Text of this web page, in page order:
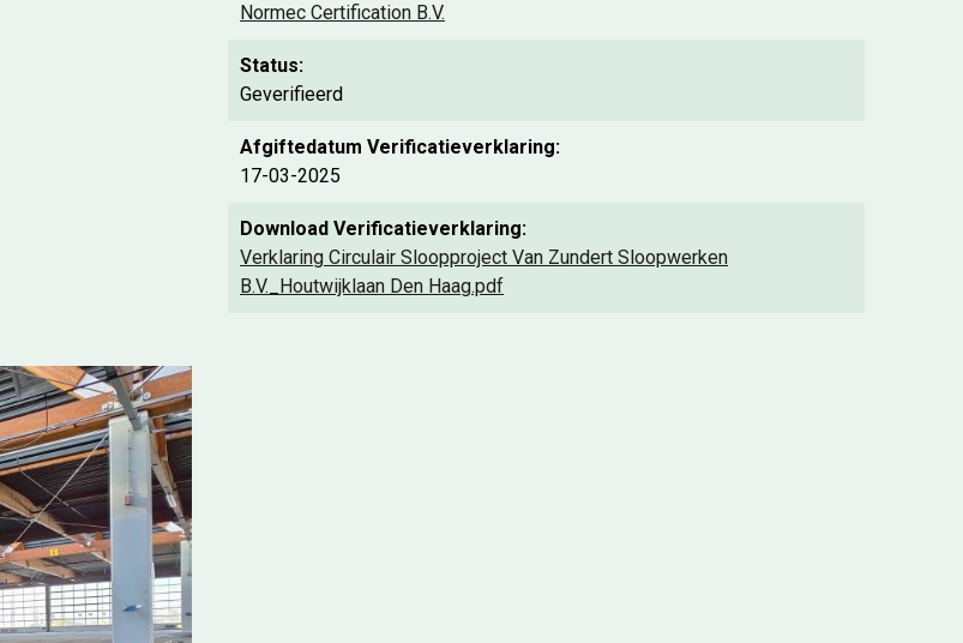
Normec Certification B.V.
Status:
Geverifieerd
Afgiftedatum Verificatieverklaring:
17-03-2025
Download Verificatieverklaring:
Verklaring Circulair Sloopproject Van Zundert Sloopwerken
B.V._Houtwijklaan Den Haag.pdf